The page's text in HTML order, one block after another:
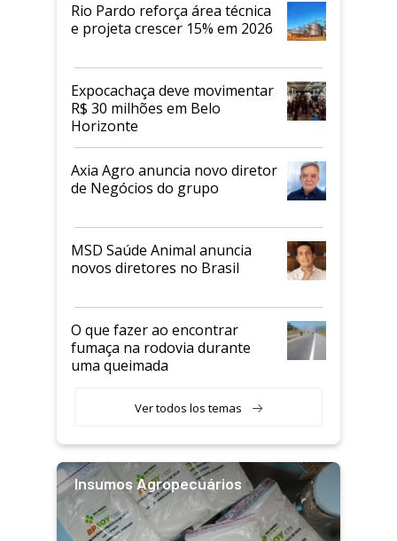
Rio Pardo reforça área técnica
e projeta crescer 15% em 2026
Expocachaça deve movimentar
R$ 30 milhões em Belo
Horizonte
Axia Agro anuncia novo diretor
de Negócios do grupo
MSD Saúde Animal anuncia
novos diretores no Brasil
O que fazer ao encontrar
fumaça na rodovia durante
uma queimada
Ver todos los temas
Insumos Agropecuários